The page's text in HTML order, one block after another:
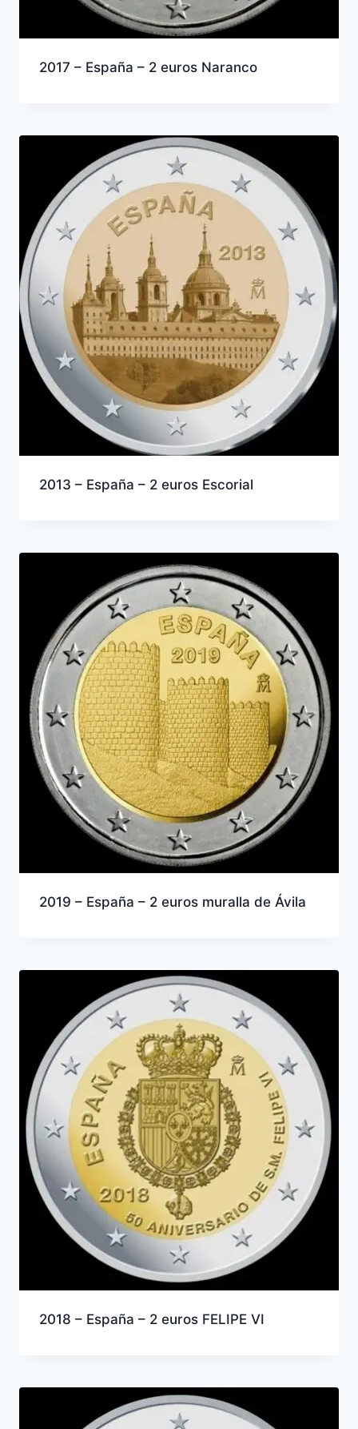
2017 – España – 2 euros Naranco
2013 – España – 2 euros Escorial
2019 – España – 2 euros muralla de Ávila
2018 – España – 2 euros FELIPE VI